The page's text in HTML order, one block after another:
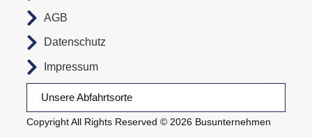
Copyright All Rights Reserved © 2026 Busunternehmen
Unsere Abfahrtsorte
AGB
Datenschutz
Impressum